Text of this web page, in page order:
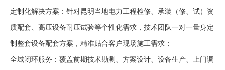
定制化解决方案：针对昆明当地电力工程检修、承装（修、试）资
质配套、高压设备耐压试验等个性化需求，技术团队一对一量身定
制整套设备配套方案，精准贴合客户现场施工需求；
全域闭环服务：覆盖前期技术勘测、方案设计、设备生产、上门调